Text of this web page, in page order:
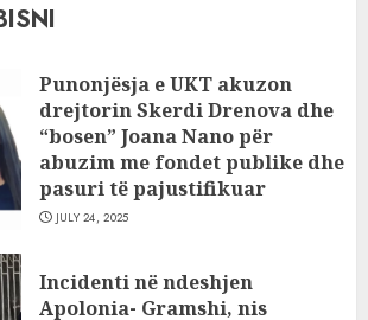
Punonjësja e UKT akuzon
drejtorin Skerdi Drenova dhe
“bosen” Joana Nano për
abuzim me fondet publike dhe
pasuri të pajustifikuar
JULY 24, 2025
Incidenti në ndeshjen
Apolonia- Gramshi, nis